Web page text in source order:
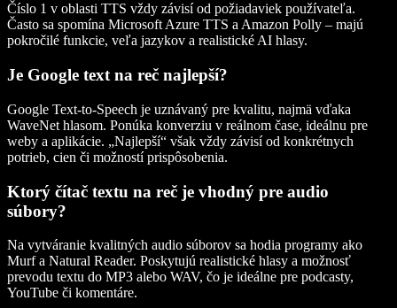
Číslo 1 v oblasti TTS vždy závisí od požiadaviek používateľa.
Často sa spomína Microsoft Azure TTS a Amazon Polly – majú
pokročilé funkcie, veľa jazykov a realistické AI hlasy.
Je Google text na reč najlepší?
Google Text-to-Speech je uznávaný pre kvalitu, najmä vďaka
WaveNet hlasom. Ponúka konverziu v reálnom čase, ideálnu pre
weby a aplikácie. „Najlepší“ však vždy závisí od konkrétnych
potrieb, cien či možností prispôsobenia.
Ktorý čítač textu na reč je vhodný pre audio
súbory?
Na vytváranie kvalitných audio súborov sa hodia programy ako
Murf a Natural Reader. Poskytujú realistické hlasy a možnosť
prevodu textu do MP3 alebo WAV, čo je ideálne pre podcasty,
YouTube či komentáre.